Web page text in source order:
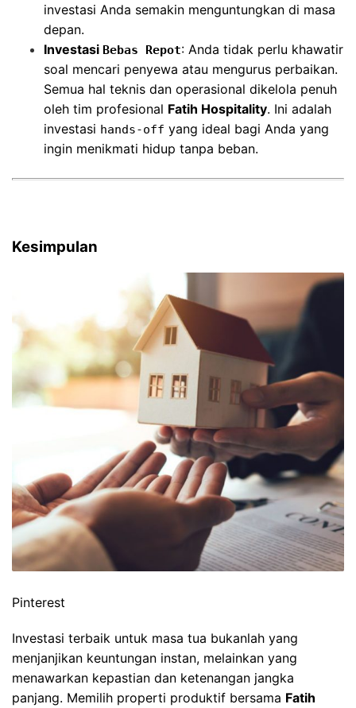
investasi Anda semakin menguntungkan di masa
depan.
Investasi Bebas Repot: Anda tidak perlu khawatir
soal mencari penyewa atau mengurus perbaikan.
Semua hal teknis dan operasional dikelola penuh
oleh tim profesional Fatih Hospitality. Ini adalah
investasi hands-off yang ideal bagi Anda yang
ingin menikmati hidup tanpa beban.
Kesimpulan
Pinterest
Investasi terbaik untuk masa tua bukanlah yang
menjanjikan keuntungan instan, melainkan yang
menawarkan kepastian dan ketenangan jangka
panjang. Memilih properti produktif bersama Fatih